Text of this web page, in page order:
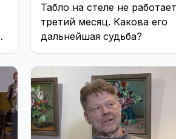
Табло на стеле не
третий месяц. Какова его
дальнейшая судьба?